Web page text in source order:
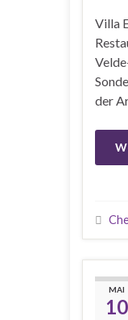
Villa
der
MAI
10